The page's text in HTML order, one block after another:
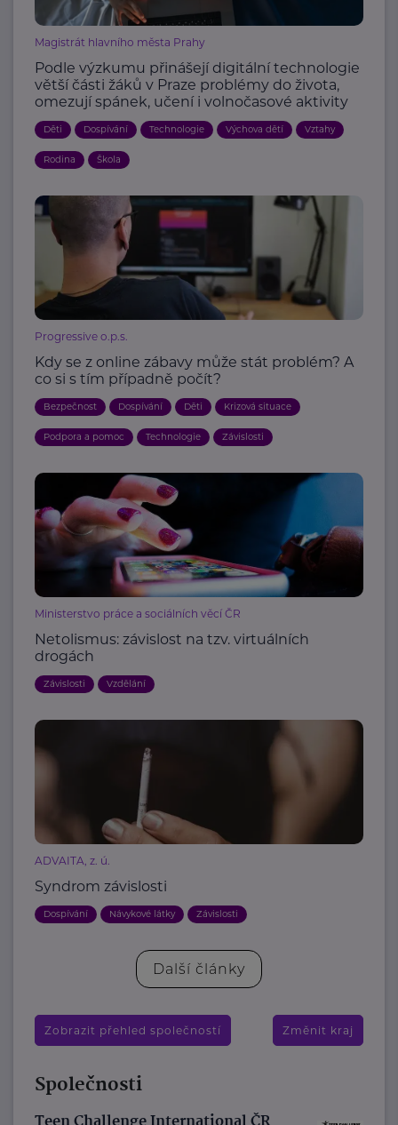
Magistrát hlavního města Prahy
Podle výzkumu přinášejí digitální technologie
větší části žáků v Praze problémy do života,
omezují spánek, učení i volnočasové aktivity
Děti Dospívání Technologie Výchova dětí Vztahy
Rodina Škola
Progressive o.p.s.
Kdy se z online zábavy může stát problém? A
co si s tím případně počít?
Bezpečnost Dospívání Děti Krizová situace
Podpora a pomoc Technologie Závislosti
Ministerstvo práce a sociálních věcí ČR
Netolismus: závislost na tzv. virtuálních
drogách
Závislosti Vzdělání
ADVAITA, z. ú.
Syndrom závislosti
Dospívání Návykové látky Závislosti
Další články
Zobrazit přehled společností Změnit kraj
Společnosti